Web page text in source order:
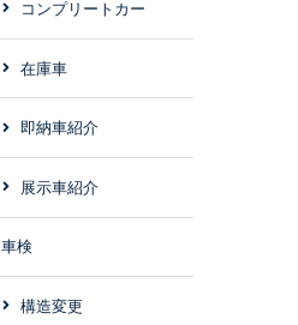
コンプリートカー
在庫車
即納車紹介
展示車紹介
車検
構造変更